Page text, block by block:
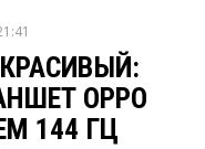
OPPO
144 ГЦ